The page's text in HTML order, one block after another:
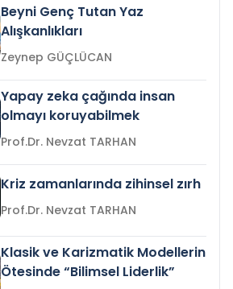
Beyni Genç Tutan Yaz
Alışkanlıkları
Zeynep GÜÇLÜCAN
Yapay zeka çağında insan
olmayı koruyabilmek
Prof.Dr. Nevzat TARHAN
Kriz zamanlarında zihinsel zırh
Prof.Dr. Nevzat TARHAN
Klasik ve Karizmatik Modellerin
Ötesinde “Bilimsel Liderlik”